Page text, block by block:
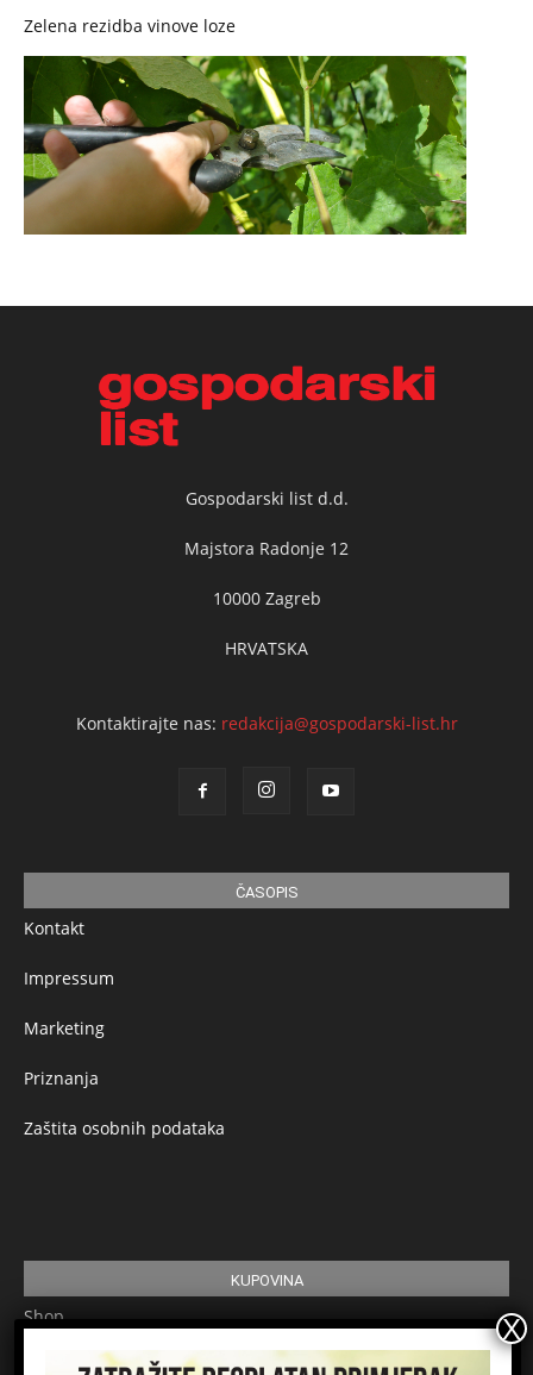
Zelena rezidba vinove loze
Gospodarski list d.d.
Majstora Radonje 12
10000 Zagreb
HRVATSKA
Kontaktirajte nas: redakcija@gospodarski-list.hr
ČASOPIS
Kontakt
Impressum
Marketing
Priznanja
Zaštita osobnih podataka
KUPOVINA
Shop
Pretplata